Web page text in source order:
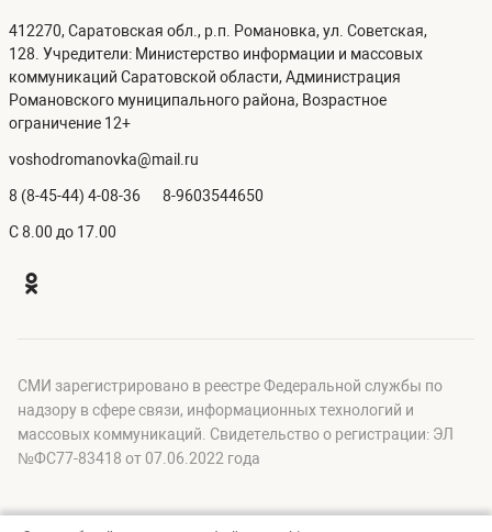
412270, Саратовская обл., р.п. Романовка, ул. Советская,
128. Учредители: Министерство информации и массовых
коммуникаций Саратовской области, Администрация
Романовского муниципального района, Возрастное
ограничение 12+
voshodromanovka@mail.ru
8 (8-45-44) 4-08-36 8-9603544650
C 8.00 до 17.00
СМИ зарегистрировано в реестре Федеральной службы по
надзору в сфере связи, информационных технологий и
массовых коммуникаций. Свидетельство о регистрации: ЭЛ
№ФС77-83418 от 07.06.2022 года